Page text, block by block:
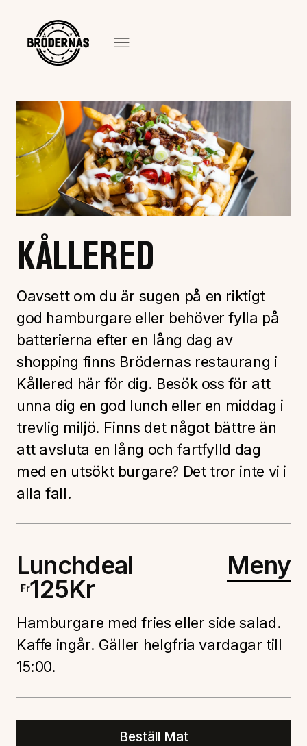
KÅLLERED
Oavsett om du är sugen på en riktigt
god hamburgare eller behöver fylla på
batterierna efter en lång dag av
shopping finns Brödernas restaurang i
Kållered här för dig. Besök oss för att
unna dig en god lunch eller en middag i
trevlig miljö. Finns det något bättre än
att avsluta en lång och fartfylld dag
med en utsökt burgare? Det tror inte vi i
alla fall.
Lunchdeal
Fr125Kr
Meny
Hamburgare med fries eller side salad.
Kaffe ingår. Gäller helgfria vardagar till
15:00.
Beställ Mat